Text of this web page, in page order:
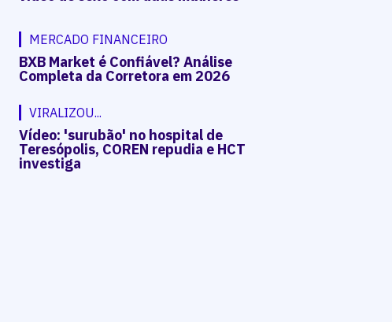
MERCADO FINANCEIRO
BXB Market é Confiável? Análise
Completa da Corretora em 2026
VIRALIZOU...
Vídeo: 'surubão' no hospital de
Teresópolis, COREN repudia e HCT
investiga